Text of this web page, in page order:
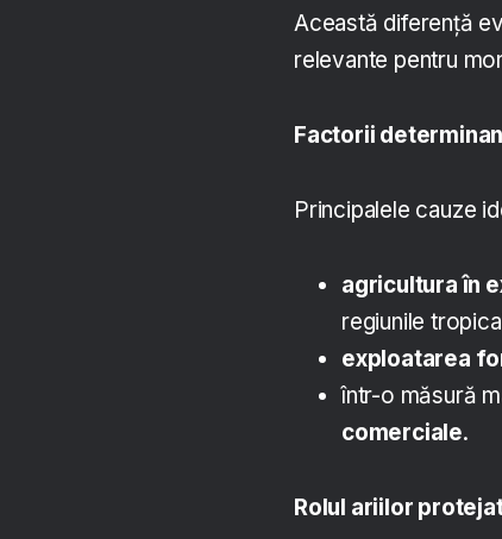
Această diferență
relevante pentru
Factorii
Principalele cauze
agricultura în
regiunile
exploatarea
într-o măsură
comerciale.
Rolul ariilor